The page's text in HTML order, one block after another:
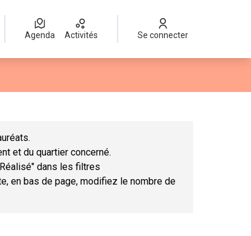
Agenda Activités Se connecter
et du quartier concerné.
dans les filtres
en bas de page, modifiez le nombre de